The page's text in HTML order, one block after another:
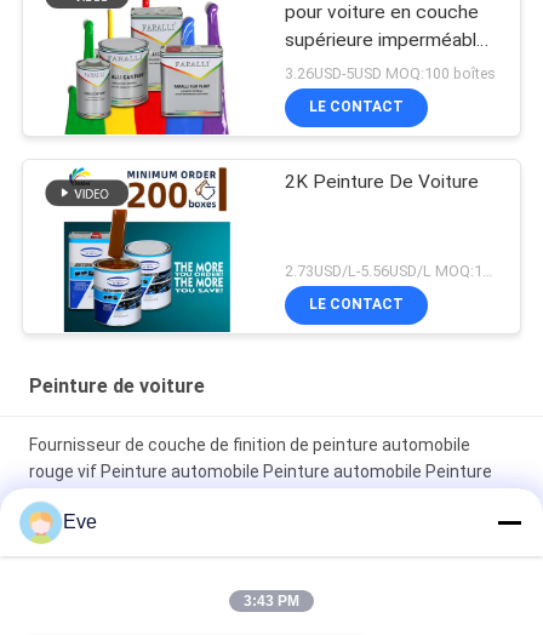
pour voiture en couche
supérieure imperméable
à l'humidité pratique anti-
fading
3.26USD-5USD MOQ:100 boîtes
LE CONTACT
2K Peinture De Voiture
LE CONTACT
Peinture de voiture
Fournisseur de couche de finition de peinture automobile
rouge vif Peinture automobile Peinture automobile Peinture
en aérosol
Peinture automobile rouge brillant résistant à la décoloration
Peinture de finition automobile brillante, anticorrosion,
Eve
3:43 PM